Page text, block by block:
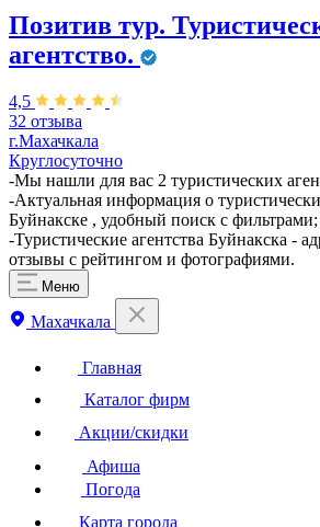
Позитив тур.
агентство.
4,5
32 отзыва
г.Махачкала
Круглосуточно
-Мы нашли для вас 2 туристических
-Актуальная информация о
Буйнакске , удобный поиск с фильтрами;
-Туристические агентства Буйнакска -
отзывы с рейтингом и фотографиями.
Меню
Махачкала
Главная
Каталог фирм
Акции/скидки
Афиша
Погода
Карта города